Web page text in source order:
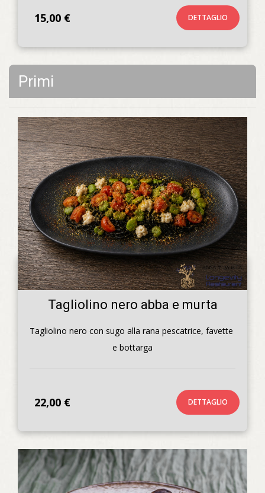
15,00 € DETTAGLIO
Primi
Tagliolino nero abba e murta
Tagliolino nero con sugo alla rana pescatrice, favette
e bottarga
22,00 € DETTAGLIO